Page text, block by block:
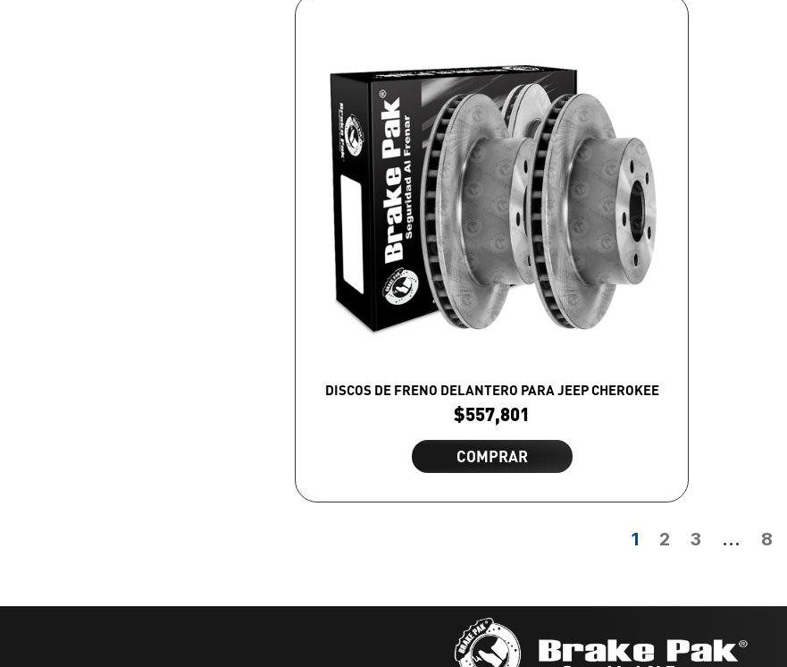
DISCOS DE FRENO DELANTERO PARA JEEP CHEROKEE
$557,801
COMPRAR
1 2 3 … 8